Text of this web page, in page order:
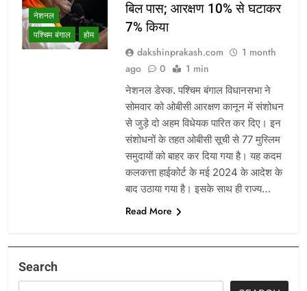
नेशनल
पश्चिम बंगाल
होम
बिल पास; आरक्षण 10% से घटाकर
7% किया
dakshinprakash.com
1 month
ago
0 1 min
नेशनल डेस्क. पश्चिम बंगाल विधानसभा ने
सोमवार को ओबीसी आरक्षण कानून में संशोधन
से जुड़े दो अहम विधेयक पारित कर दिए। इन
संशोधनों के तहत ओबीसी सूची से 77 मुस्लिम
समुदायों को बाहर कर दिया गया है। यह कदम
कलकत्ता हाईकोर्ट के मई 2024 के आदेश के
बाद उठाया गया है। इसके साथ ही राज्य…
Read More
Search